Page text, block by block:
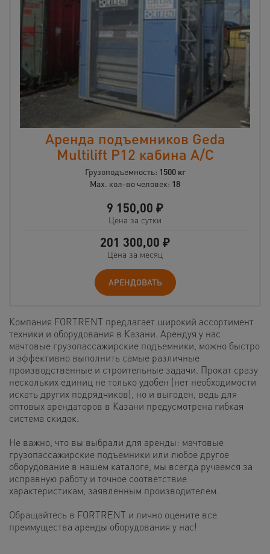
Аренда подъемников Geda
Multilift P12 кабина А/С
Грузоподъемность: 1500 кг
Max. кол-во человек: 18
9 150,00 ₽
Цена за сутки
201 300,00 ₽
Цена за месяц
АРЕНДОВАТЬ
Компания FORTRENT предлагает широкий ассортимент
техники и оборудования в Казани. Арендуя у нас
мачтовые грузопассажирские подъемники, можно быстро
и эффективно выполнить самые различные
производственные и строительные задачи. Прокат сразу
нескольких единиц не только удобен (нет необходимости
искать других подрядчиков), но и выгоден, ведь для
оптовых арендаторов в Казани предусмотрена гибкая
система скидок.
Не важно, что вы выбрали для аренды: мачтовые
грузопассажирские подъемники или любое другое
оборудование в нашем каталоге, мы всегда ручаемся за
исправную работу и точное соответствие
характеристикам, заявленным производителем.
Обращайтесь в FORTRENT и лично оцените все
преимущества аренды оборудования у нас!